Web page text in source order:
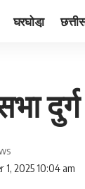
घरघोडा़
2025 10:04 am